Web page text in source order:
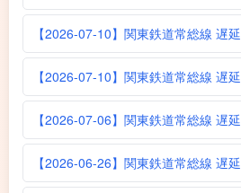
【2026-07-10】関東鉄道常総線 遅延
【2026-07-10】関東鉄道常総線 遅延
【2026-07-06】関東鉄道常総線 遅延
【2026-06-26】関東鉄道常総線 遅延